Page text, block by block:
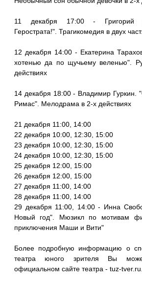
11 декабря 17:00 - Григорий
Герострата!". Трагикомедия в двух
12 декабря 14:00 - Екатерина
хотенью да по щучьему веленью".
действиях
14 декабря 18:00 - Владимир Гуркин.
Римас". Мелодрама в 2-х действиях
21 декабря 11:00, 14:00
22 декабря 10:00, 12:30, 15:00
23 декабря 10:00, 12:30, 15:00
24 декабря 10:00, 12:30, 15:00
25 декабря 12:00, 15:00
26 декабря 12:00, 15:00
27 декабря 11:00, 14:00
28 декабря 11:00, 14:00
29 декабря 11:00, 14:00 - Инна
Новый год". Мюзикл по мотивам
приключения Маши и Вити"
Более подробную информацию о
театра юного зрителя Вы
официальном сайте театра - tuz-tver.ru.